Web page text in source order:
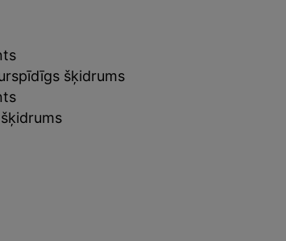
šķidrums